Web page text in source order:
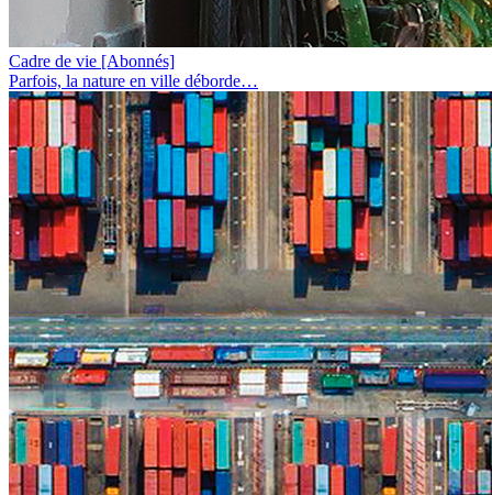
Cadre de vie [Abonnés]
Parfois, la nature en ville déborde…